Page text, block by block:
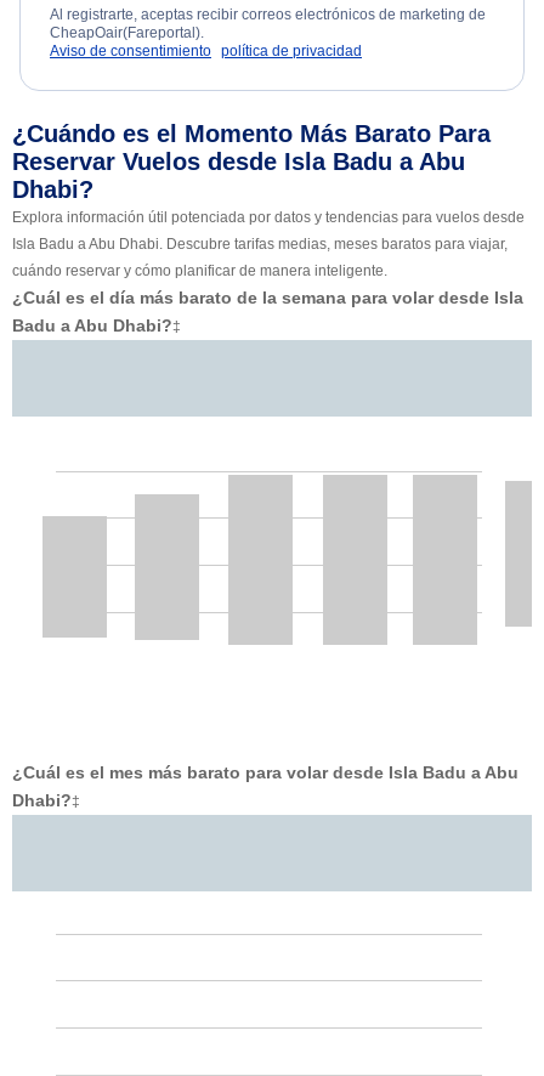
Al registrarte, aceptas recibir correos electrónicos de marketing de
CheapOair(Fareportal).
Aviso de consentimiento política de privacidad
¿Cuándo es el Momento Más Barato Para
Reservar Vuelos desde Isla Badu a Abu
Dhabi?
Explora información útil potenciada por datos y tendencias para vuelos desde
Isla Badu a Abu Dhabi. Descubre tarifas medias, meses baratos para viajar,
cuándo reservar y cómo planificar de manera inteligente.
¿Cuál es el día más barato de la semana para volar desde Isla
Badu a Abu Dhabi?‡
¿Cuál es el mes más barato para volar desde Isla Badu a Abu
Dhabi?‡